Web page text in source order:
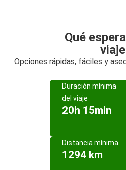
Qué
viaje
Opciones rápidas, fáciles y
Duración mínima
del viaje
20h 15min
Distancia mínima
1294 km